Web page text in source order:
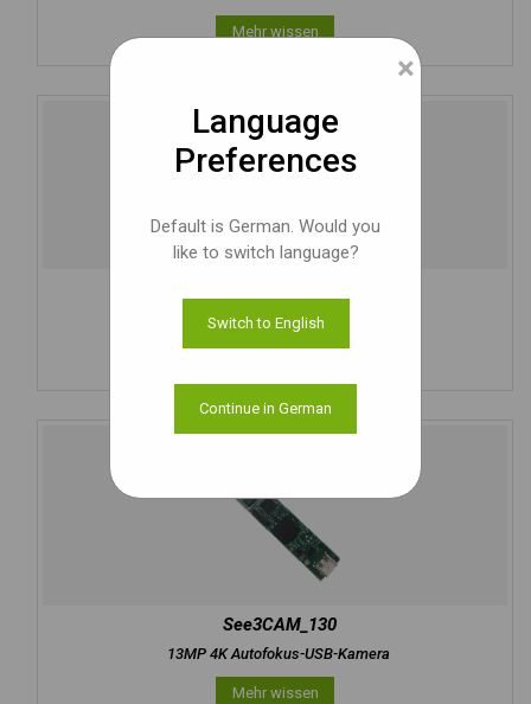
Mehr wissen
3,4 MP USB-Kamera mit Autofokus
See3CAM_130
13MP 4K Autofokus-USB-Kamera
Mehr wissen
×
Language
Preferences
Default is German. Would you
like to switch language?
Switch to English
Continue in German